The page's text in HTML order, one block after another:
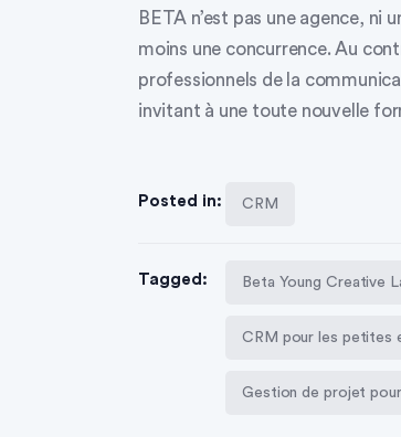
BETA n’est pas une agence, ni
moins une concurrence. Au
professionnels de la
invitant à une toute nouvelle
Posted in: CRM
Tagged: Beta Young Creative
CRM pour les petites
Gestion de projet